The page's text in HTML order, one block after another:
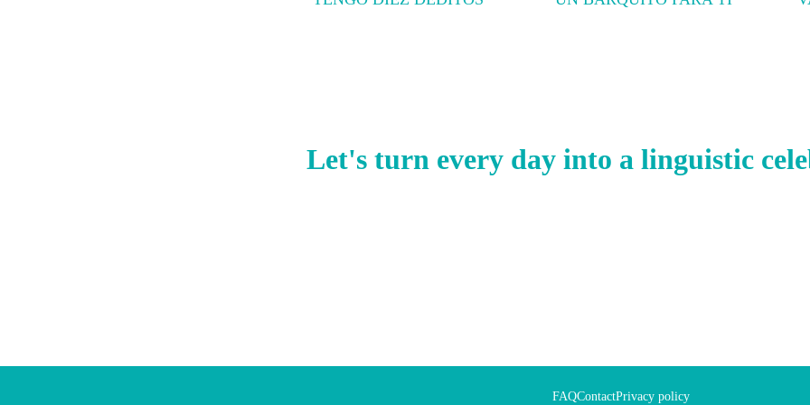
Let's turn every day into a linguistic
FAQContactPrivacy policy